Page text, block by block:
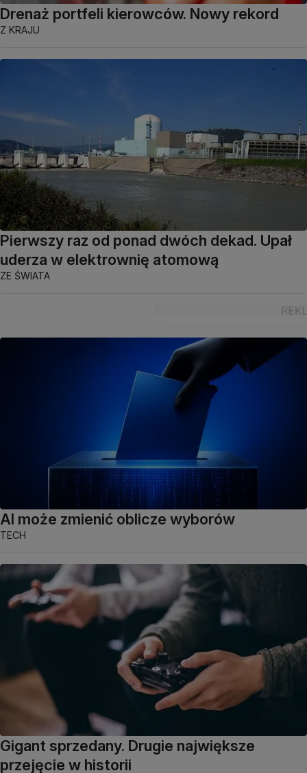
Drenaż portfeli kierowców. Nowy rekord
Z KRAJU
Pierwszy raz od ponad dwóch dekad. Upał
uderza w elektrownię atomową
ZE ŚWIATA
AI może zmienić oblicze wyborów
TECH
Gigant sprzedany. Drugie największe
przejęcie w historii